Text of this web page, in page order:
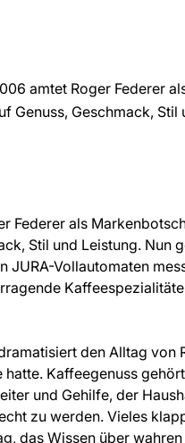
amtet Roger Federer
Genuss, Geschmack,
Federer als
Stil und Leistung. Nun
JURA-Vollautomaten
den Alltag von
Kaffeegenuss
und Gehilfe, der
zu werden. Vieles
das Wissen über